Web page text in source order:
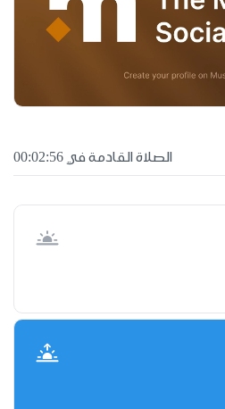
الصلاة القادمة في 00:02:55